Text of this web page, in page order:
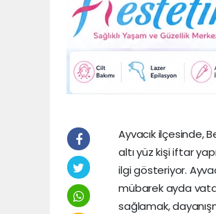
Ayvacık ilçesinde,
altı yüz kişi iftar
ilgi gösteriyor.
mübarek ayda
sağlamak,